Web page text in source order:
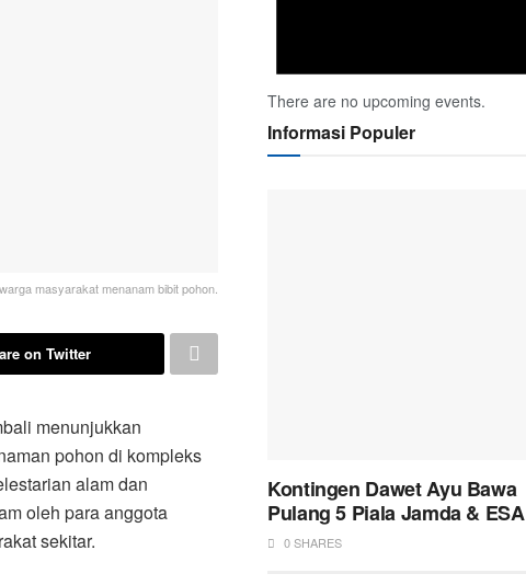
masyarakat menanam bibit pohon.
on Twitter
menunjukkan
pohon di kompleks
alam dan
oleh para anggota
sekitar.
There are no upcoming events.
Informasi Populer
Kontingen Dawet Ayu Bawa
Pulang 5 Piala Jamda & ESA
0 SHARES